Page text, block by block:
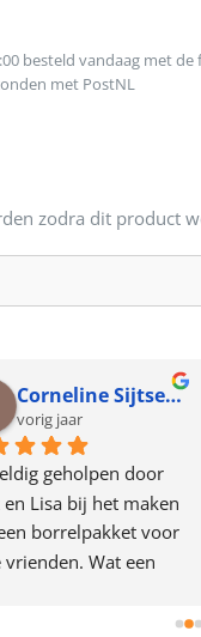
besteld vandaag met de
met PostNL
zodra dit product
Corneline Sijtsema
vorig jaar
geholpen door
en Lisa bij het maken
borrelpakket voor
vrienden. Wat een